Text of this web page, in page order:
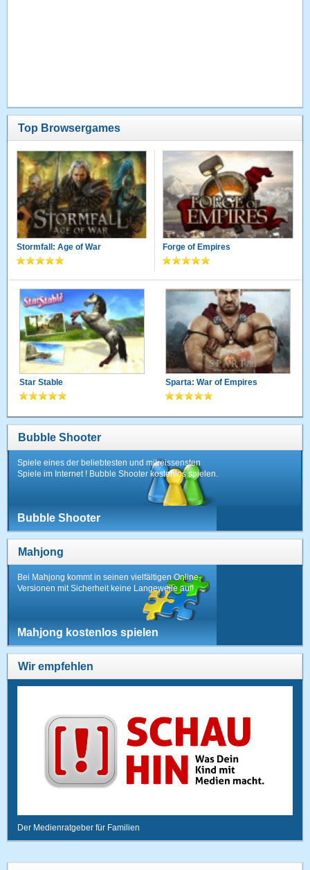
Top Browsergames
Stormfall: Age of War Forge of Empires
Star Stable Sparta: War of Empires
Bubble Shooter
Spiele eines der beliebtesten und mitreissensten
Spiele im Internet ! Bubble Shooter kostenlos spielen.
Bubble Shooter
Mahjong
Bei Mahjong kommt in seinen vielfältigen Online-
Versionen mit Sicherheit keine Langeweile auf!
Mahjong kostenlos spielen
Wir empfehlen
Der Medienratgeber für Familien